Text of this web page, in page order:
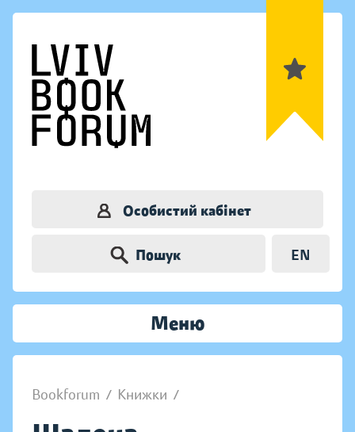
Особистий кабінет
Пошук EN
Меню
Bookforum / Книжки /